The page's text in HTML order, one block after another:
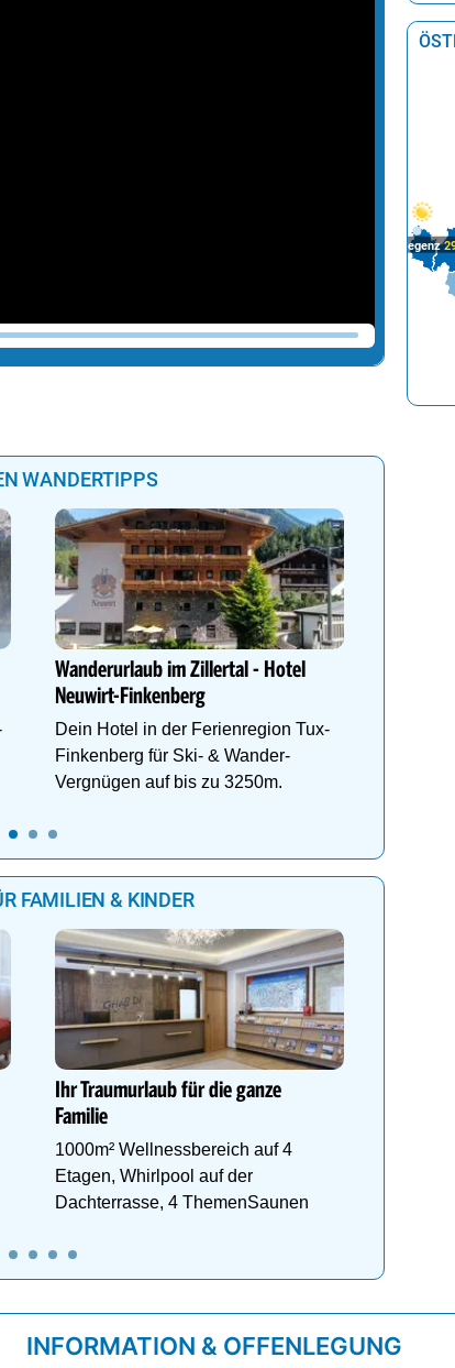
Bregenz
WANDERTIPPS
Wanderurlaub im Zillertal - Hotel
Neuwirt-Finkenberg
Dein Hotel in der Ferienregion Tux-
Finkenberg für Ski- & Wander-
Vergnügen auf bis zu 3250m.
FAMILIEN & KINDER
Ihr Traumurlaub für die ganze
Familie
1000m² Wellnessbereich auf 4
Etagen, Whirlpool auf der
Dachterrasse, 4 ThemenSaunen
INFORMATION & OFFENLEGUNG